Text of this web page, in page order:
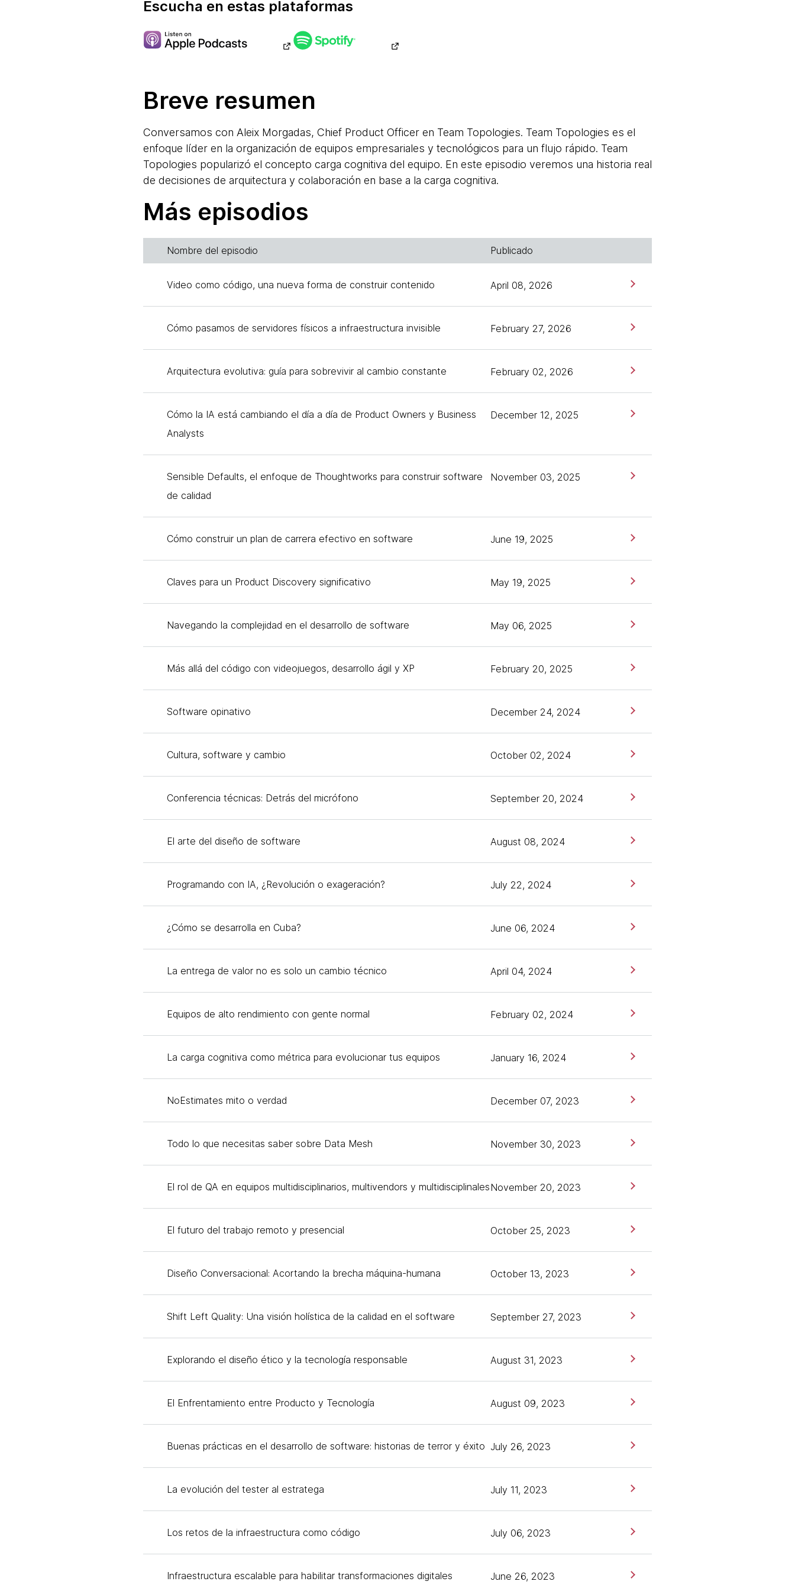
Escucha en estas plataformas
Breve resumen
Conversamos con Aleix Morgadas, Chief Product Officer en Team Topologies. Team Topologies es el
enfoque líder en la organización de equipos empresariales y tecnológicos para un flujo rápido. Team
Topologies popularizó el concepto carga cognitiva del equipo. En este episodio veremos una historia real
de decisiones de arquitectura y colaboración en base a la carga cognitiva.
Más episodios
Nombre del episodio Publicado
Video como código, una nueva forma de construir contenido April 08, 2026
Cómo pasamos de servidores físicos a infraestructura invisible February 27, 2026
Arquitectura evolutiva: guía para sobrevivir al cambio constante February 02, 2026
Cómo la IA está cambiando el día a día de Product Owners y Business
Analysts
December 12, 2025
Sensible Defaults, el enfoque de Thoughtworks para construir software
de calidad
November 03, 2025
Cómo construir un plan de carrera efectivo en software June 19, 2025
Claves para un Product Discovery significativo May 19, 2025
Navegando la complejidad en el desarrollo de software May 06, 2025
Más allá del código con videojuegos, desarrollo ágil y XP February 20, 2025
Software opinativo December 24, 2024
Cultura, software y cambio October 02, 2024
Conferencia técnicas: Detrás del micrófono September 20, 2024
El arte del diseño de software August 08, 2024
Programando con IA, ¿Revolución o exageración? July 22, 2024
¿Cómo se desarrolla en Cuba? June 06, 2024
La entrega de valor no es solo un cambio técnico April 04, 2024
Equipos de alto rendimiento con gente normal February 02, 2024
La carga cognitiva como métrica para evolucionar tus equipos January 16, 2024
NoEstimates mito o verdad December 07, 2023
Todo lo que necesitas saber sobre Data Mesh November 30, 2023
El rol de QA en equipos multidisciplinarios, multivendors y multidisciplinalesNovember 20, 2023
El futuro del trabajo remoto y presencial October 25, 2023
Diseño Conversacional: Acortando la brecha máquina-humana October 13, 2023
Shift Left Quality: Una visión holística de la calidad en el software September 27, 2023
Explorando el diseño ético y la tecnología responsable August 31, 2023
El Enfrentamiento entre Producto y Tecnología August 09, 2023
Buenas prácticas en el desarrollo de software: historias de terror y éxito July 26, 2023
La evolución del tester al estratega July 11, 2023
Los retos de la infraestructura como código July 06, 2023
Infraestructura escalable para habilitar transformaciones digitales June 26, 2023